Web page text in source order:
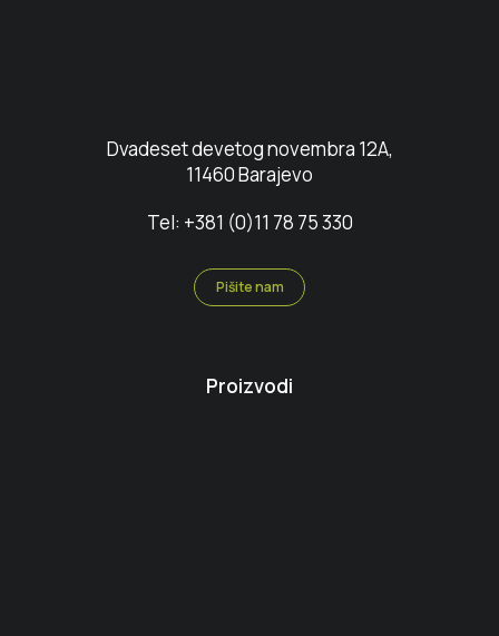
Dvadeset devetog novembra 12A,
11460 Barajevo
Tel: +381 (0)11 78 75 330
Pišite nam
Proizvodi